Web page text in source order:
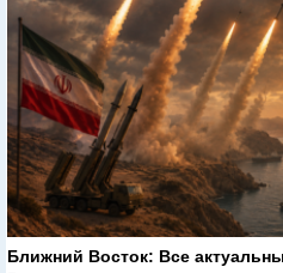
Ближний Восток: Все